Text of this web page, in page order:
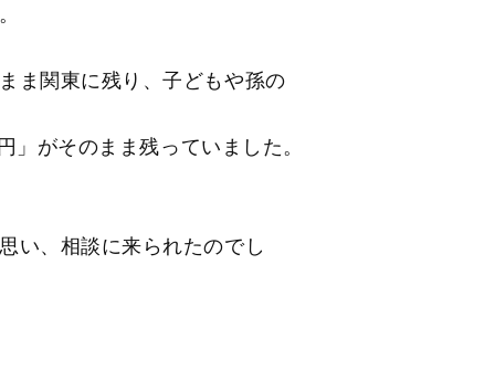
ま関東に残り、子どもや孫の
がそのまま残っていました。
い、相談に来られたのでし